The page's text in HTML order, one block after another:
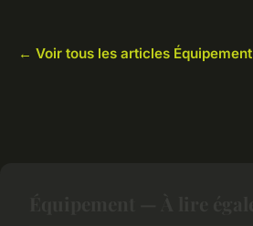
← Voir tous les articles Équipement